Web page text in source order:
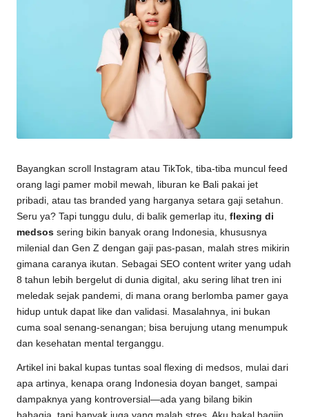
Bayangkan scroll Instagram atau TikTok, tiba-tiba muncul feed
orang lagi pamer mobil mewah, liburan ke Bali pakai jet
pribadi, atau tas branded yang harganya setara gaji setahun.
Seru ya? Tapi tunggu dulu, di balik gemerlap itu, flexing di
medsos sering bikin banyak orang Indonesia, khususnya
milenial dan Gen Z dengan gaji pas-pasan, malah stres mikirin
gimana caranya ikutan. Sebagai SEO content writer yang udah
8 tahun lebih bergelut di dunia digital, aku sering lihat tren ini
meledak sejak pandemi, di mana orang berlomba pamer gaya
hidup untuk dapat like dan validasi. Masalahnya, ini bukan
cuma soal senang-senangan; bisa berujung utang menumpuk
dan kesehatan mental terganggu.
Artikel ini bakal kupas tuntas soal flexing di medsos, mulai dari
apa artinya, kenapa orang Indonesia doyan banget, sampai
dampaknya yang kontroversial—ada yang bilang bikin